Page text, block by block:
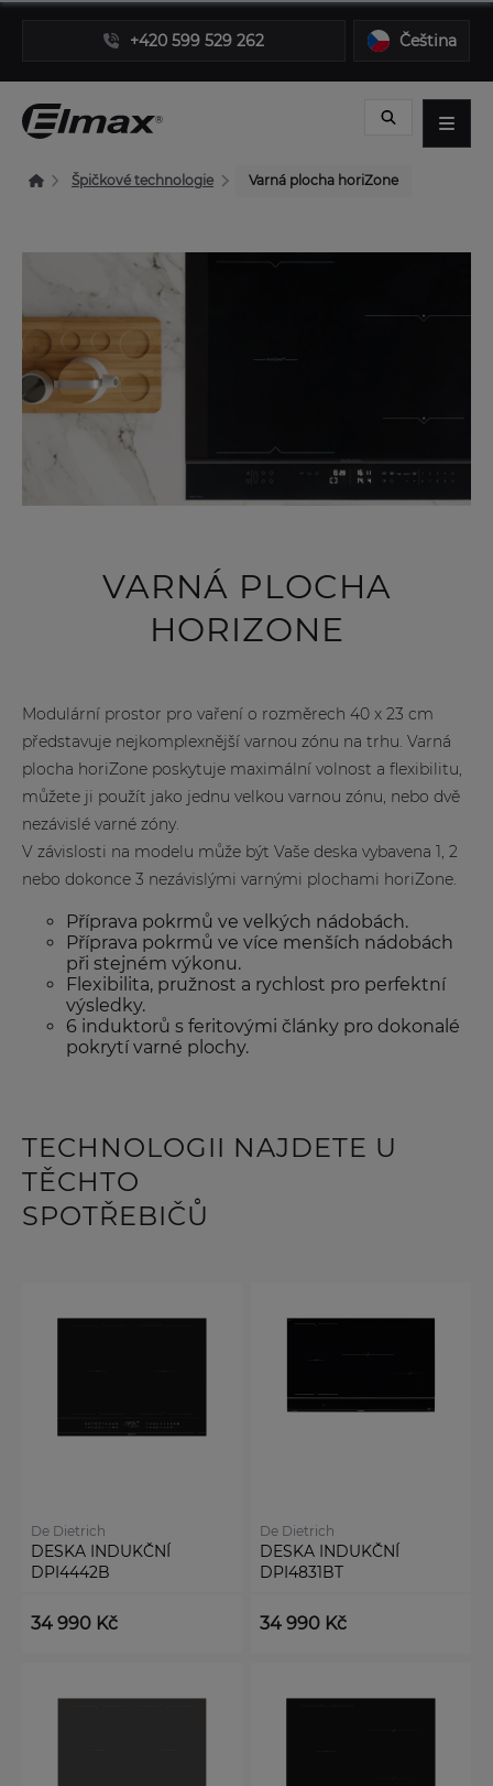
+420 599 529 262 Čeština
Špičkové technologie Varná plocha horiZone
VARNÁ PLOCHA
HORIZONE
Modulární prostor pro vaření o rozměrech 40 x 23 cm
představuje nejkomplexnější varnou zónu na trhu. Varná
plocha horiZone poskytuje maximální volnost a flexibilitu,
můžete ji použít jako jednu velkou varnou zónu, nebo dvě
nezávislé varné zóny.
V závislosti na modelu může být Vaše deska vybavena 1, 2
nebo dokonce 3 nezávislými varnými plochami horiZone.
Příprava pokrmů ve velkých nádobách.
Příprava pokrmů ve více menších nádobách
při stejném výkonu.
Flexibilita, pružnost a rychlost pro perfektní
výsledky.
6 induktorů s feritovými články pro dokonalé
pokrytí varné plochy.
TECHNOLOGII NAJDETE U
TĚCHTO
SPOTŘEBIČŮ
De Dietrich
DESKA INDUKČNÍ
DPI4442B
34 990 Kč
De Dietrich
DESKA INDUKČNÍ
DPI4831BT
34 990 Kč